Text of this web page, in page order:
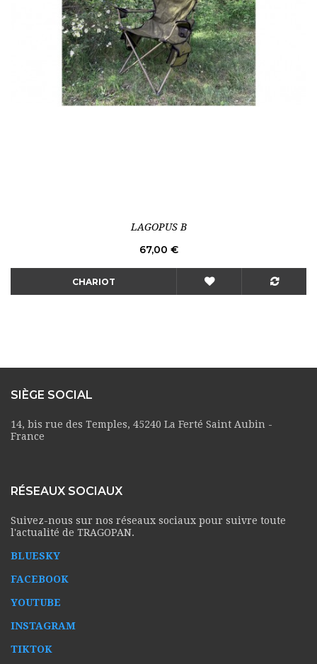
LAGOPUS B
Prix
67,00 €
CHARIOT
SIÈGE SOCIAL
14, bis rue des Temples, 45240 La Ferté Saint Aubin -
France
RÉSEAUX SOCIAUX
Suivez-nous sur nos réseaux sociaux pour suivre toute
l'actualité de TRAGOPAN.
BLUESKY
FACEBOOK
YOUTUBE
INSTAGRAM
TIKTOK